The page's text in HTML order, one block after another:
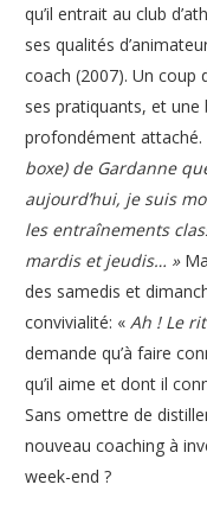
qu’il entrait au club
ses qualités
coach (2007). Un
ses pratiquants, et une
profondément attaché.
boxe) de Gardanne
aujourd’hui, je suis
les entraînements
mardis et jeudis… »
des samedis et
convivialité: « Ah ! Le
demande qu’à faire
qu’il aime et dont il
Sans omettre de
nouveau coaching à
week-end ?